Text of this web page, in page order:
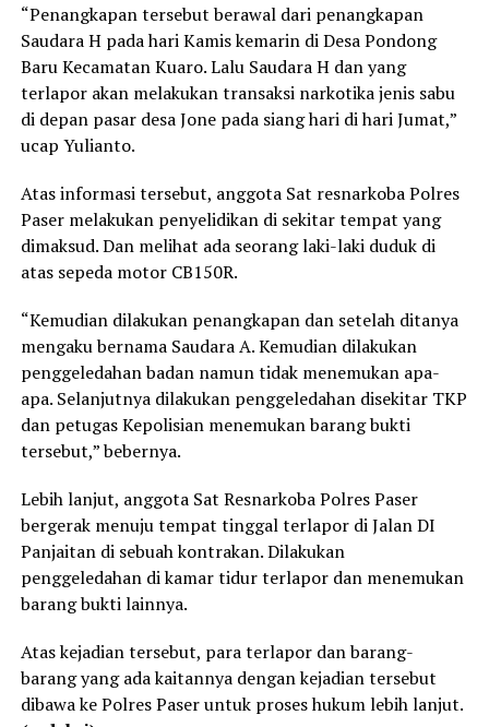
“Penangkapan tersebut berawal dari penangkapan
Saudara H pada hari Kamis kemarin di Desa Pondong
Baru Kecamatan Kuaro. Lalu Saudara H dan yang
terlapor akan melakukan transaksi narkotika jenis sabu
di depan pasar desa Jone pada siang hari di hari Jumat,”
ucap Yulianto.
Atas informasi tersebut, anggota Sat resnarkoba Polres
Paser melakukan penyelidikan di sekitar tempat yang
dimaksud. Dan melihat ada seorang laki-laki duduk di
atas sepeda motor CB150R.
“Kemudian dilakukan penangkapan dan setelah ditanya
mengaku bernama Saudara A. Kemudian dilakukan
penggeledahan badan namun tidak menemukan apa-
apa. Selanjutnya dilakukan penggeledahan disekitar TKP
dan petugas Kepolisian menemukan barang bukti
tersebut,” bebernya.
Lebih lanjut, anggota Sat Resnarkoba Polres Paser
bergerak menuju tempat tinggal terlapor di Jalan DI
Panjaitan di sebuah kontrakan. Dilakukan
penggeledahan di kamar tidur terlapor dan menemukan
barang bukti lainnya.
Atas kejadian tersebut, para terlapor dan barang-
barang yang ada kaitannya dengan kejadian tersebut
dibawa ke Polres Paser untuk proses hukum lebih lanjut.